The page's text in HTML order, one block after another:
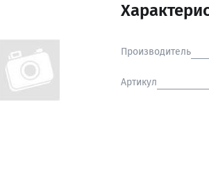
Производитель
Артикул